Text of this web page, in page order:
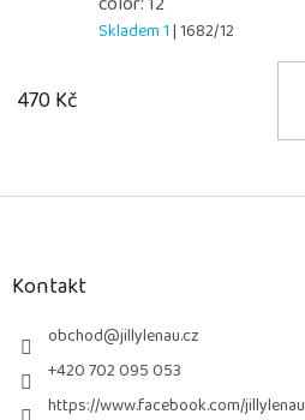
Skladem 1| 1682/12
470 Kč
Z
Kontakt
obchod@jillylenau.cz
+420 702 095 053
https://www.facebook.com/jillylenau